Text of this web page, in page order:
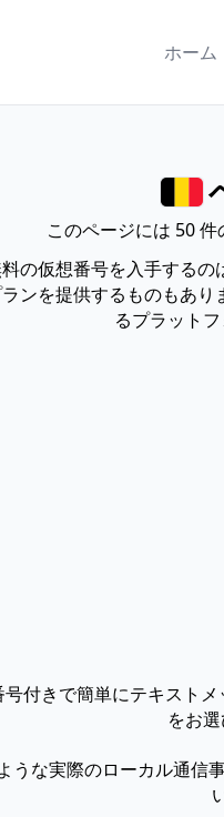
ホーム
このページには 50 件
の仮想番号を入手する
ンを提供するものもあ
るプラットフ
付きで簡単にテキスト
をお選
うな実際のローカル通信